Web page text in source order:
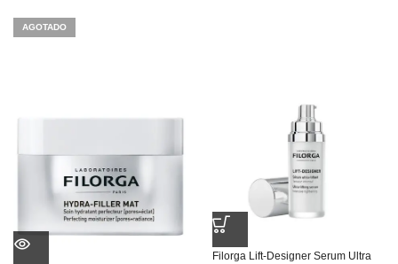
AGOTADO
Filorga Lift-Designer Serum Ultra